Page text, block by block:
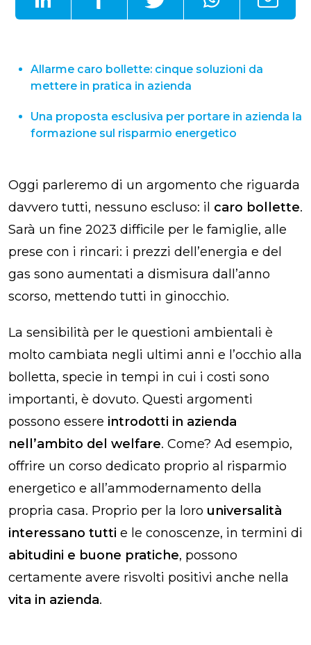
Allarme caro bollette: cinque soluzioni da
mettere in pratica in azienda
Una proposta esclusiva per portare in azienda la
formazione sul risparmio energetico
Oggi parleremo di un argomento che riguarda
davvero tutti, nessuno escluso: il caro bollette.
Sarà un fine 2023 difficile per le famiglie, alle
prese con i rincari: i prezzi dell’energia e del
gas sono aumentati a dismisura dall’anno
scorso, mettendo tutti in ginocchio.
La sensibilità per le questioni ambientali è
molto cambiata negli ultimi anni e l’occhio alla
bolletta, specie in tempi in cui i costi sono
importanti, è dovuto. Questi argomenti
possono essere introdotti in azienda
nell’ambito del welfare. Come? Ad esempio,
offrire un corso dedicato proprio al risparmio
energetico e all’ammodernamento della
propria casa. Proprio per la loro universalità
interessano tutti e le conoscenze, in termini di
abitudini e buone pratiche, possono
certamente avere risvolti positivi anche nella
vita in azienda.